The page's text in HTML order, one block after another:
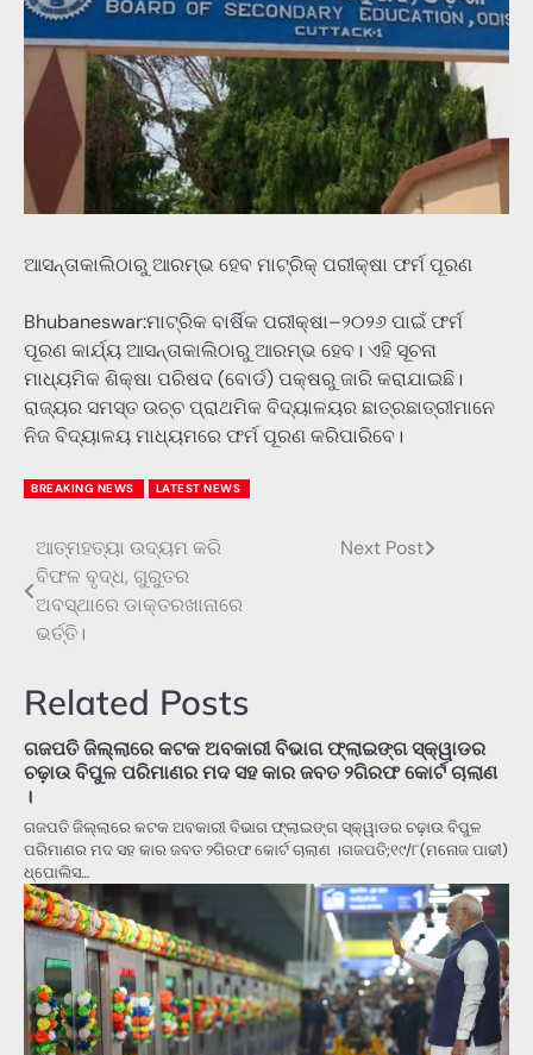
ଆସନ୍ତାକାଲିଠାରୁ ଆରମ୍ଭ ହେବ ମାଟ୍ରିକ୍ ପରୀକ୍ଷା ଫର୍ମ ପୂରଣ
Bhubaneswar:ମାଟ୍ରିକ ବାର୍ଷିକ ପରୀକ୍ଷା–୨୦୨୬ ପାଇଁ ଫର୍ମ
ପୂରଣ କାର୍ଯ୍ୟ ଆସନ୍ତାକାଲିଠାରୁ ଆରମ୍ଭ ହେବ। ଏହି ସୂଚନା
ମାଧ୍ୟମିକ ଶିକ୍ଷା ପରିଷଦ (ବୋର୍ଡ) ପକ୍ଷରୁ ଜାରି କରାଯାଇଛି।
ରାଜ୍ୟର ସମସ୍ତ ଉଚ୍ଚ ପ୍ରାଥମିକ ବିଦ୍ୟାଳୟର ଛାତ୍ରଛାତ୍ରୀମାନେ
ନିଜ ବିଦ୍ୟାଳୟ ମାଧ୍ୟମରେ ଫର୍ମ ପୂରଣ କରିପାରିବେ।
BREAKING NEWS LATEST NEWS
Post
navigation
ଆତ୍ମହତ୍ୟା ଉଦ୍ୟମ କରି
ବିଫଳ ବୃଦ୍ଧ, ଗୁରୁତର
ଅବସ୍ଥାରେ ଡାକ୍ତରଖାନାରେ
ଭର୍ତ୍ତି।
Next Post
Related Posts
ଗଜପତି ଜିଲ୍ଲାରେ କଟକ ଅବକାରୀ ବିଭାଗ ଫ୍ଲାଇଙ୍ଗ ସ୍କ୍ୱାଡର
ଚଢ଼ାଉ ବିପୁଳ ପରିମାଣର ମଦ ସହ କାର ଜବତ ୨ଗିରଫ କୋର୍ଟ ଚାଲାଣ
।
ଗଜପତି ଜିଲ୍ଲାରେ କଟକ ଅବକାରୀ ବିଭାଗ ଫ୍ଲାଇଙ୍ଗ ସ୍କ୍ୱାଡର ଚଢ଼ାଉ ବିପୁଳ
ପରିମାଣର ମଦ ସହ କାର ଜବତ ୨ଗିରଫ କୋର୍ଟ ଚାଲାଣ ।ଗଜପତି;୧୯/୮(ମନୋଜ ପାଢୀ)
ଧ୍ପୋଲିସ…